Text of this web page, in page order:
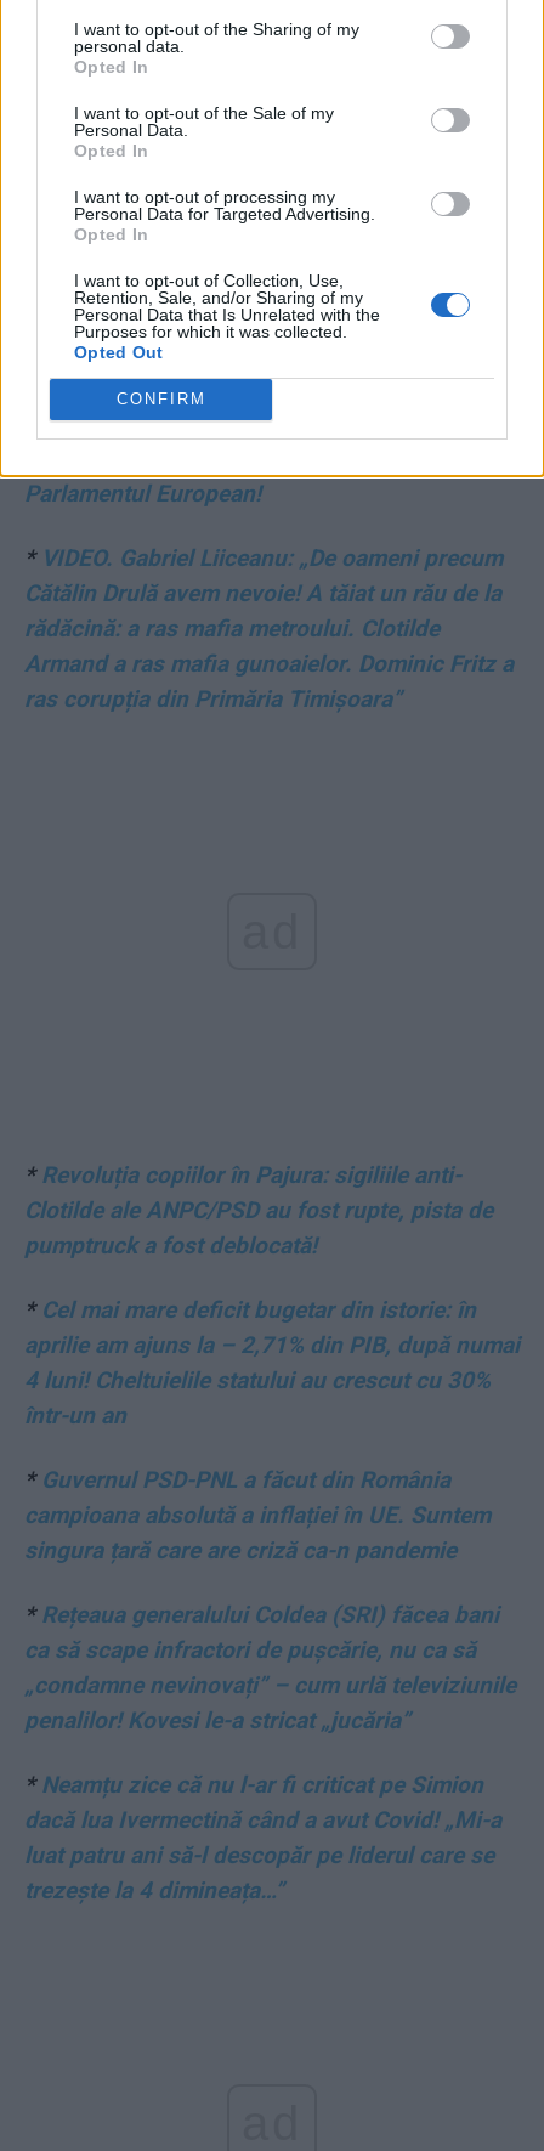
I want to opt-out of the Sharing of my
personal data.
Opted In
I want to opt-out of the Sale of my
Personal Data.
Opted In
I want to opt-out of processing my
Personal Data for Targeted Advertising.
Opted In
I want to opt-out of Collection, Use,
Retention, Sale, and/or Sharing of my
Personal Data that Is Unrelated with the
Purposes for which it was collected.
Opted Out
CONFIRM
Kremlinul nu are limite speciale când vine vorba de
încercarea de a ne destabiliza, iar amenințările sunt în
ambasada Rusiei din Africa de Sud, este destul de
edificator…“
Puteți susține ZIARISTII.COM făcând
donație AICI.
CITIȚI ȘI:
DOSAR. George Simion a patronat o mega-
hoție electorală: falsificarea a zeci de mii de
Parlamentul European!
* VIDEO. Gabriel Liiceanu: „De oameni precum
Cătălin Drulă avem nevoie! A tăiat un rău de la
rădăcină: a ras mafia metroului. Clotilde
Armand a ras mafia gunoaielor. Dominic Fritz a
ras corupția din Primăria Timișoara”
*Revoluția copiilor în Pajura: sigiliile anti-
Clotilde ale ANPC/PSD au fost rupte, pista de
pumptruck a fost deblocată!
* Cel mai mare deficit bugetar din istorie: în
aprilie am ajuns la – 2,71% din PIB, după numai
4 luni! Cheltuielile statului au crescut cu 30%
într-un an
* Guvernul PSD-PNL a făcut din România
campioana absolută a inflației în UE. Suntem
singura țară care are criză ca-n pandemie
*Rețeaua generalului Coldea (SRI) făcea bani
ca să scape infractori de pușcărie, nu ca să
„condamne nevinovați” – cum urlă televiziunile
penalilor! Kovesi le-a stricat „jucăria”
*Neamțu zice că nu l-ar fi criticat pe Simion
dacă lua Ivermectină când a avut Covid! „Mi-a
luat patru ani să-l descopăr pe liderul care se
trezește la 4 dimineața…”